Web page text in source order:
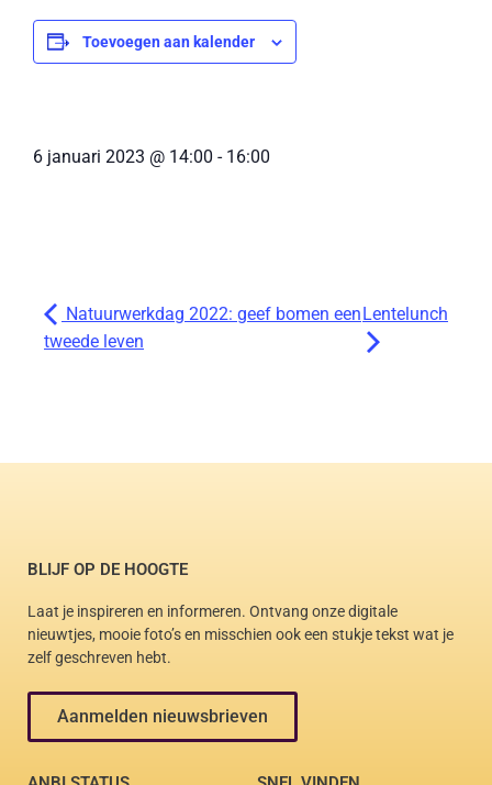
Toevoegen aan kalender
6 januari 2023 @ 14:00 - 16:00
Natuurwerkdag 2022: geef bomen een
tweede leven
Lentelunch
BLIJF OP DE HOOGTE
Laat je inspireren en informeren. Ontvang onze digitale
nieuwtjes, mooie foto’s en misschien ook een stukje tekst wat je
zelf geschreven hebt.
Aanmelden nieuwsbrieven